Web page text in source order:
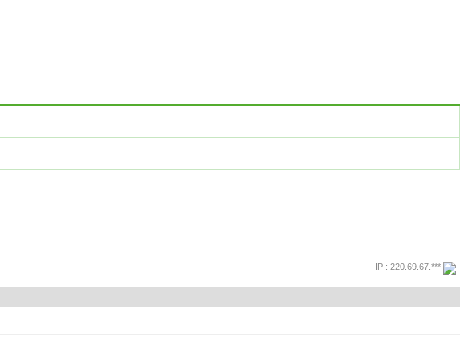
IP : 220.69.67.***